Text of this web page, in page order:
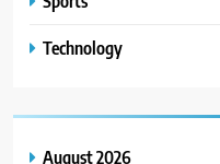
Technology
August 2026